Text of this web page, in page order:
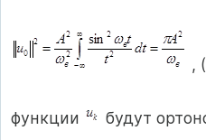
,
функции будут